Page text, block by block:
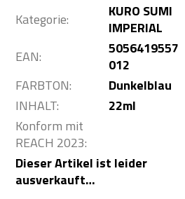
Kategorie:
KURO SUMI
IMPERIAL
EAN:
5056419557
012
FARBTON:
Dunkelblau
INHALT:
22ml
Konform mit
REACH 2023:
Dieser Artikel ist leider
ausverkauft…